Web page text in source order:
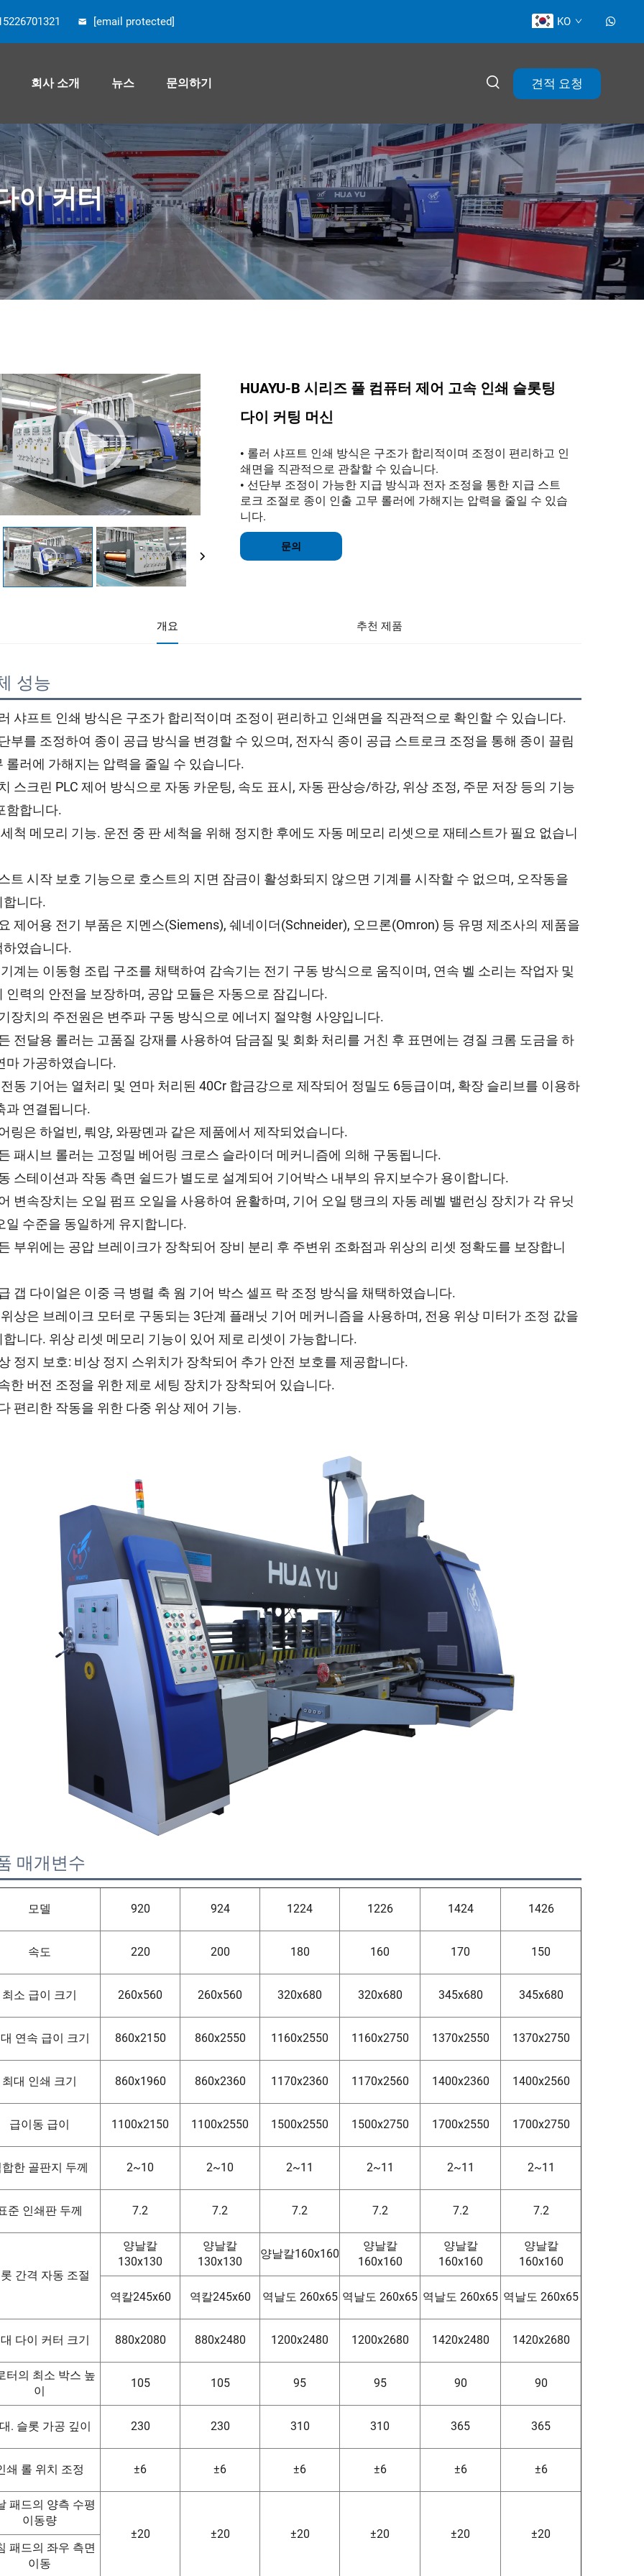
[email protected] KO
회사 소개 뉴스 문의하기 견적 요청
이 커터
HUAYU-B 시리즈 풀 컴퓨터 제어 고속 인쇄 슬롯팅
다이 커팅 머신
• 롤러 샤프트 인쇄 방식은 구조가 합리적이며 조정이 편리하고 인
쇄면을 직관적으로 관찰할 수 있습니다.
• 선단부 조정이 가능한 지급 방식과 전자 조정을 통한 지급 스트
로크 조절로 종이 인출 고무 롤러에 가해지는 압력을 줄일 수 있습
니다.
문의
개요 추천 제품
성능
샤프트 인쇄 방식은 구조가 합리적이며 조정이 편리하고 인쇄면을 직관적으로 확인할 수 있습니다.
부를 조정하여 종이 공급 방식을 변경할 수 있으며, 전자식 종이 공급 스트로크 조정을 통해 종이 끌림
롤러에 가해지는 압력을 줄일 수 있습니다.
스크린 PLC 제어 방식으로 자동 카운팅, 속도 표시, 자동 판상승/하강, 위상 조정, 주문 저장 등의 기능
함합니다.
세척 메모리 기능. 운전 중 판 세척을 위해 정지한 후에도 자동 메모리 리셋으로 재테스트가 필요 없습니
트 시작 보호 기능으로 호스트의 지면 잠금이 활성화되지 않으면 기계를 시작할 수 없으며, 오작동을
합니다.
제어용 전기 부품은 지멘스(Siemens), 쉐네이더(Schneider), 오므론(Omron) 등 유명 제조사의 제품을
하였습니다.
기계는 이동형 조립 구조를 채택하여 감속기는 전기 구동 방식으로 움직이며, 연속 벨 소리는 작업자 및
인력의 안전을 보장하며, 공압 모듈은 자동으로 잠깁니다.
장치의 주전원은 변주파 구동 방식으로 에너지 절약형 사양입니다.
전달용 롤러는 고품질 강재를 사용하여 담금질 및 회화 처리를 거친 후 표면에는 경질 크롬 도금을 하
마 가공하였습니다.
전동 기어는 열처리 및 연마 처리된 40Cr 합금강으로 제작되어 정밀도 6등급이며, 확장 슬리브를 이용하
과 연결됩니다.
링은 하얼빈, 뤄양, 와팡뎬과 같은 제품에서 제작되었습니다.
패시브 롤러는 고정밀 베어링 크로스 슬라이더 메커니즘에 의해 구동됩니다.
스테이션과 작동 측면 쉴드가 별도로 설계되어 기어박스 내부의 유지보수가 용이합니다.
변속장치는 오일 펌프 오일을 사용하여 윤활하며, 기어 오일 탱크의 자동 레벨 밸런싱 장치가 각 유닛
일 수준을 동일하게 유지합니다.
부위에는 공압 브레이크가 장착되어 장비 분리 후 주변위 조화점과 위상의 리셋 정확도를 보장합니
갭 다이얼은 이중 극 병렬 축 웜 기어 박스 셀프 락 조정 방식을 채택하였습니다.
위상은 브레이크 모터로 구동되는 3단계 플래닛 기어 메커니즘을 사용하며, 전용 위상 미터가 조정 값을
합니다. 위상 리셋 메모리 기능이 있어 제로 리셋이 가능합니다.
정지 보호: 비상 정지 스위치가 장착되어 추가 안전 보호를 제공합니다.
한 버전 조정을 위한 제로 세팅 장치가 장착되어 있습니다.
편리한 작동을 위한 다중 위상 제어 기능.
매개변수
모델 920 924 1224 1226 1424 1426
속도 220 200 180 160 170 150
최소 급이 크기 260x560 260x560 320x680 320x680 345x680 345x680
연속 급이 크기 860x2150 860x2550 1160x2550 1160x2750 1370x2550 1370x2750
최대 인쇄 크기 860x1960 860x2360 1170x2360 1170x2560 1400x2360 1400x2560
급이동 급이 1100x2150 1100x2550 1500x2550 1500x2750 1700x2550 1700x2750
한 골판지 두께 2~10 2~10 2~11 2~11 2~11 2~11
준 인쇄판 두께 7.2 7.2 7.2 7.2 7.2 7.2
간격 자동 조절
양날칼
130x130
양날칼
130x130
양날칼160x160
양날칼
160x160
양날칼
160x160
양날칼
160x160
역칼245x60 역칼245x60 역날도 260x65 역날도 260x65 역날도 260x65 역날도 260x65
다이 커터 크기 880x2080 880x2480 1200x2480 1200x2680 1420x2480 1420x2680
터의 최소 박스 높
이
105 105 95 95 90 90
. 슬롯 가공 깊이 230 230 310 310 365 365
쇄 롤 위치 조정 ±6 ±6 ±6 ±6 ±6 ±6
패드의 양측 수평
이동량
±20
±20 ±20 ±20 ±20
±20
패드의 좌우 측면
이동